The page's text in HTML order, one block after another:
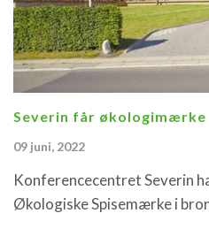
Severin får økologimærke
09 juni, 2022
Konferencecentret Severin
Økologiske Spisemærke i